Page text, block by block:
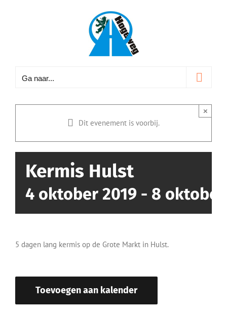
Ga naar...
Dit evenement is voorbij.
×
Kermis Hulst
4 oktober 2019 - 8 oktober
5 dagen lang kermis op de Grote Markt in Hulst.
Toevoegen aan kalender